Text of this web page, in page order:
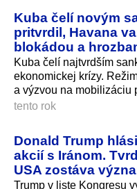
Kuba čelí novým
pritvrdil, Havana
blokádou a
Kuba čelí najtvrdším
ekonomickej krízy.
a výzvou na mobilizáciu
tento rok
Donald Trump
akcií s Iránom.
USA zostáva
Trump v liste Kongresu